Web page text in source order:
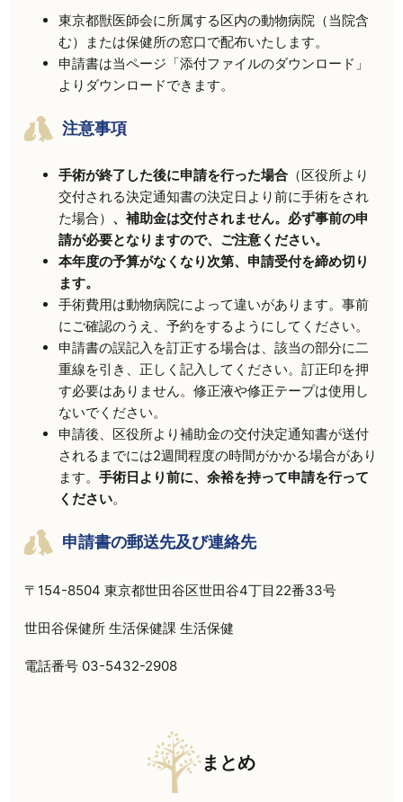
東京都獣医師会に所属する区内の動物病院（当院含
む）または保健所の窓口で配布いたします。
申請書は当ページ「添付ファイルのダウンロード」
よりダウンロードできます。
注意事項
手術が終了した後に申請を行った場合（区役所より
交付される決定通知書の決定日より前に手術をされ
た場合） 、補助金は交付されません。必ず事前の申
請が必要となりますので、ご注意ください。
本年度の予算がなくなり次第、申請受付を締め切り
ます。
手術費用は動物病院によって違いがあります。事前
にご確認のうえ、予約をするようにしてください。
申請書の誤記入を訂正する場合は、該当の部分に二
重線を引き、正しく記入してください。訂正印を押
す必要はありません。修正液や修正テープは使用し
ないでください。
申請後、区役所より補助金の交付決定通知書が送付
されるまでには2週間程度の時間がかかる場合があり
ます。 手術日より前に、余裕を持って申請を行って
ください。
申請書の郵送先及び連絡先
〒154-8504 東京都世田谷区世田谷4丁目22番33号
世田谷保健所 生活保健課 生活保健
電話番号 03-5432-2908
まとめ